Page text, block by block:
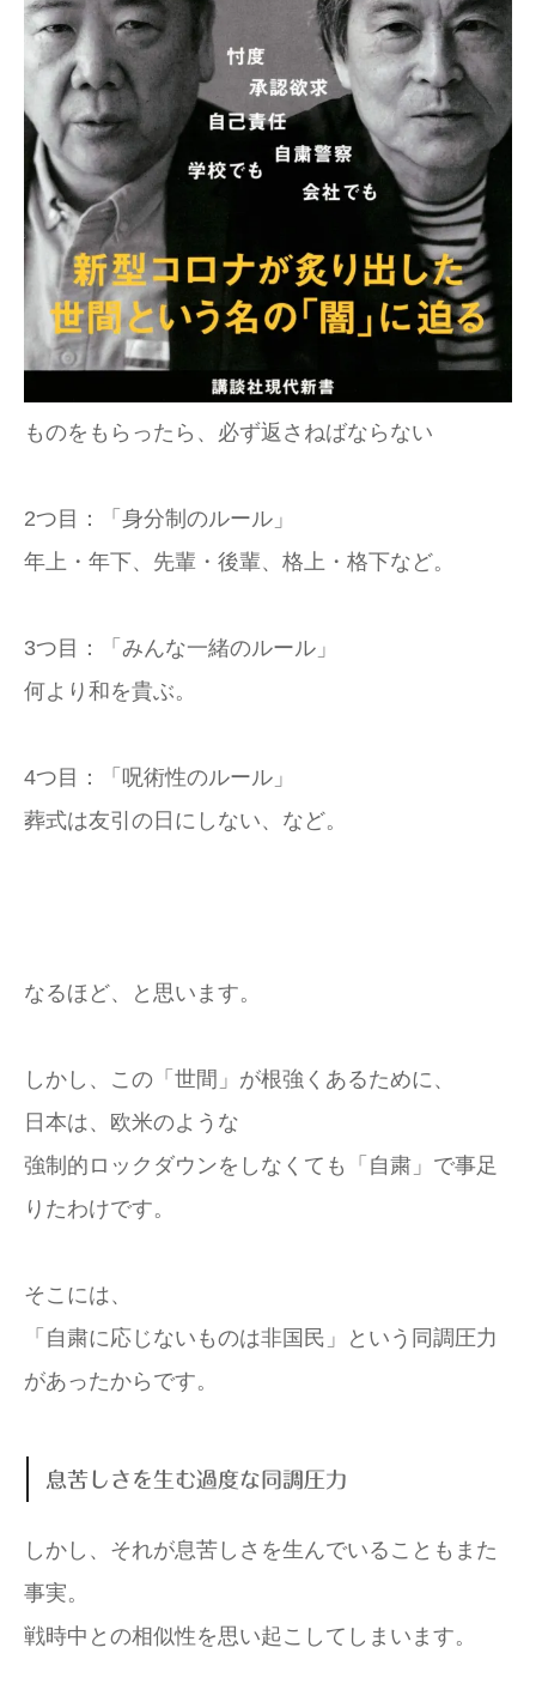
ものをもらったら、必ず返さねばならない
2つ目：「身分制のルール」
年上・年下、先輩・後輩、格上・格下など。
3つ目：「みんな一緒のルール」
何より和を貴ぶ。
4つ目：「呪術性のルール」
葬式は友引の日にしない、など。
なるほど、と思います。
しかし、この「世間」が根強くあるために、
日本は、欧米のような
強制的ロックダウンをしなくても「自粛」で事足
りたわけです。
そこには、
「自粛に応じないものは非国民」という同調圧力
があったからです。
息苦しさを生む過度な同調圧力
しかし、それが息苦しさを生んでいることもまた
事実。
戦時中との相似性を思い起こしてしまいます。